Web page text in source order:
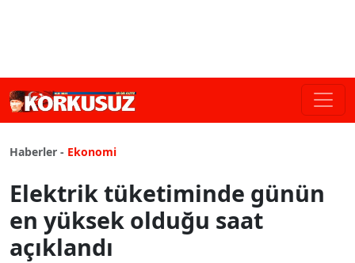
Haberler - Ekonomi
Elektrik tüketiminde günün
en yüksek olduğu saat
açıklandı